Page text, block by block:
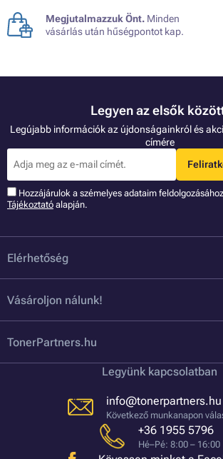
Megjutalmazzuk Önt. Minden
vásárlás után hűségpontot kap.
Legyen az elsők
Legújabb információk az újdonságainkról és
címére
Hozzájárulok a szémelyes adataim
Tájékoztató alapján.
Elérhetőség
Vásároljon nálunk!
TonerPartners.hu
Legyünk kapcsolatban
info@tonerpartners.hu
Következő munkanapon
+36 1955 5796
Hé–Pé: 8:00 – 16:00